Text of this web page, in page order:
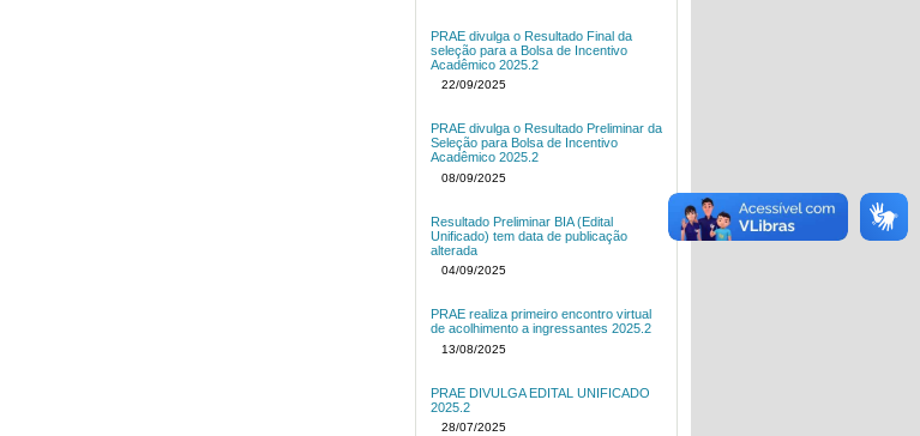
PRAE divulga o Resultado Final da
seleção para a Bolsa de Incentivo
Acadêmico 2025.2
22/09/2025
PRAE divulga o Resultado Preliminar da
Seleção para Bolsa de Incentivo
Acadêmico 2025.2
08/09/2025
Resultado Preliminar BIA (Edital
Unificado) tem data de publicação
alterada
04/09/2025
PRAE realiza primeiro encontro virtual
de acolhimento a ingressantes 2025.2
13/08/2025
PRAE DIVULGA EDITAL UNIFICADO
2025.2
28/07/2025